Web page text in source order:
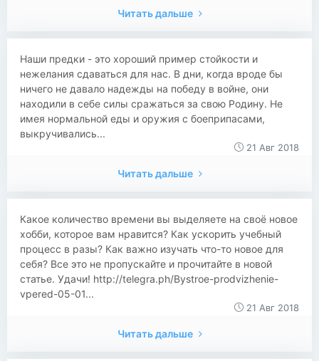
Читать дальше
Наши предки - это хороший пример стойкости и
нежелания сдаваться для нас. В дни, когда вроде бы
ничего не давало надежды на победу в войне, они
находили в себе силы сражаться за свою Родину. Не
имея нормальной еды и оружия с боеприпасами,
выкручивались...
21 Авг 2018
Читать дальше
Какое количество времени вы выделяете на своё новое
хобби, которое вам нравится? Как ускорить учебный
процесс в разы? Как важно изучать что-то новое для
себя? Все это не пропускайте и прочитайте в новой
статье. Удачи! http://telegra.ph/Bystroe-prodvizhenie-
vpered-05-01...
21 Авг 2018
Читать дальше